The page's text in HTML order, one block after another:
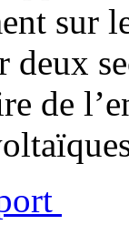
sur
deux
de